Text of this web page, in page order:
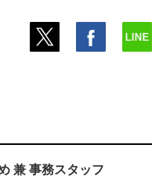
兼 事務スタッフ